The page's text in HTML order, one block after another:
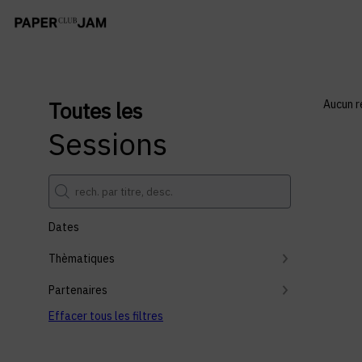
Toutes les
Sessions
Dates
Thèmatiques
Partenaires
Effacer tous les filtres
Aucun